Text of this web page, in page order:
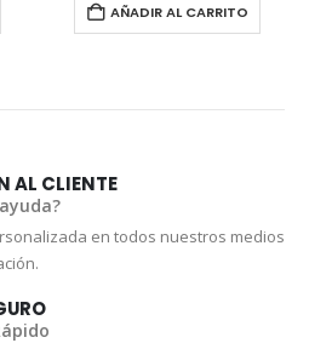
AÑADIR AL CARRITO
AL CLIENTE
en todos nuestros medios